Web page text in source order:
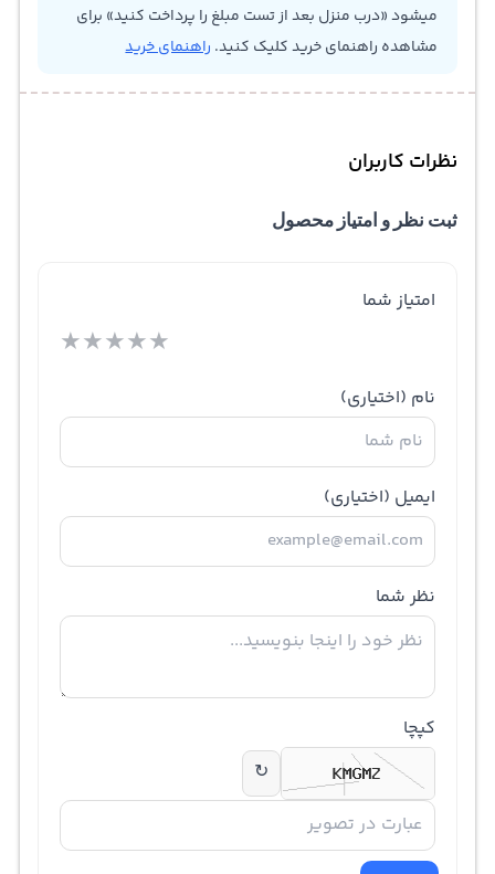
میشود «درب منزل بعد از تست مبلغ را پرداخت کنید» برای
مشاهده راهنمای خرید کلیک کنید. راهنمای خرید
نظرات کاربران
ثبت نظر و امتیاز محصول
امتیاز شما
★★★★★
نام (اختیاری)
ایمیل (اختیاری)
نظر شما
کپچا
↻